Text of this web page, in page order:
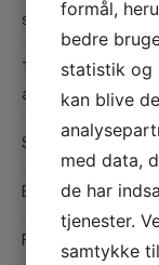
service
Teltudlejning i
alle typer
Sådan finder du
Effektiv
Find den rette
formål,
bedre
statistik og
kan blive
med data,
de har
tjenester.
samtykke